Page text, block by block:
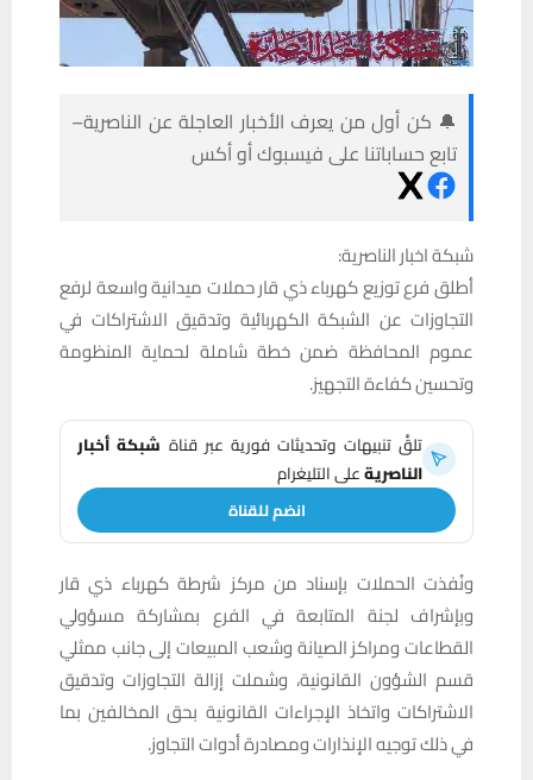
🔔 كن أول من يعرف الأخبار العاجلة عن الناصرية–
تابع حساباتنا على فيسبوك أو أكس
شبكة اخبار الناصرية:
أطلق فرع توزيع كهرباء ذي قار حملات ميدانية واسعة لرفع
التجاوزات عن الشبكة الكهربائية وتدقيق الاشتراكات في
عموم المحافظة ضمن خطة شاملة لحماية المنظومة
وتحسين كفاءة التجهيز.
تلقَّ تنبيهات وتحديثات فورية عبر قناة شبكة أخبار
الناصريةعلى التليغرام
انضم للقناة
ونُفذت الحملات بإسناد من مركز شرطة كهرباء ذي قار
وبإشراف لجنة المتابعة في الفرع بمشاركة مسؤولي
القطاعات ومراكز الصيانة وشعب المبيعات إلى جانب ممثلي
قسم الشؤون القانونية، وشملت إزالة التجاوزات وتدقيق
الاشتراكات واتخاذ الإجراءات القانونية بحق المخالفين بما
في ذلك توجيه الإنذارات ومصادرة أدوات التجاوز.